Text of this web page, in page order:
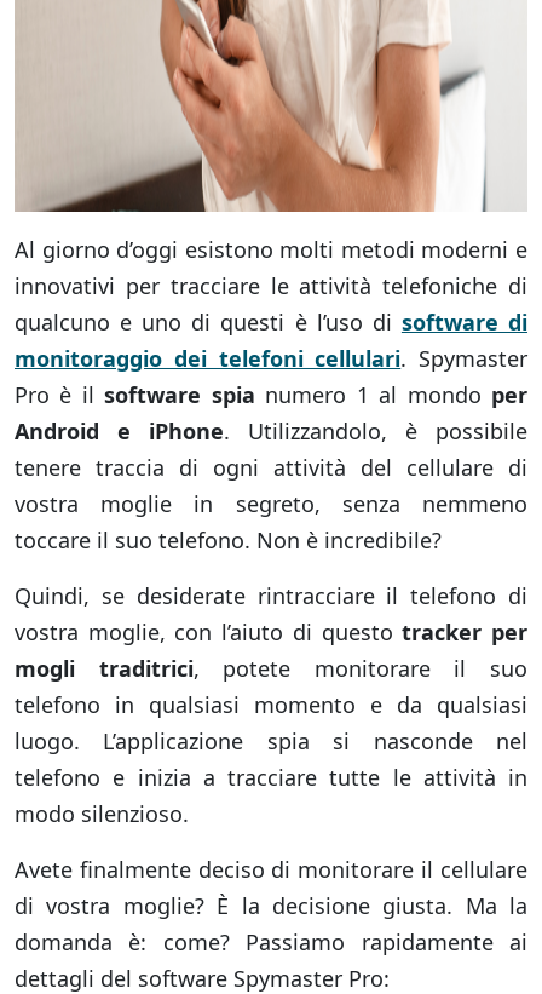
Al giorno d’oggi esistono molti metodi moderni e
innovativi per tracciare le attività telefoniche di
qualcuno e uno di questi è l’uso di software di
monitoraggio dei telefoni cellulari. Spymaster
Pro è ilsoftware spia numero 1 al mondo per
Android e iPhone. Utilizzandolo, è possibile
tenere traccia di ogni attività del cellulare di
vostra moglie in segreto, senza nemmeno
toccare il suo telefono. Non è incredibile?
Quindi, se desiderate rintracciare il telefono di
vostra moglie, con l’aiuto di questotracker per
mogli traditrici, potete monitorare il suo
telefono in qualsiasi momento e da qualsiasi
luogo. L’applicazione spia si nasconde nel
telefono e inizia a tracciare tutte le attività in
modo silenzioso.
Avete finalmente deciso di monitorare il cellulare
di vostra moglie? È la decisione giusta. Ma la
domanda è: come? Passiamo rapidamente ai
dettagli del software Spymaster Pro: